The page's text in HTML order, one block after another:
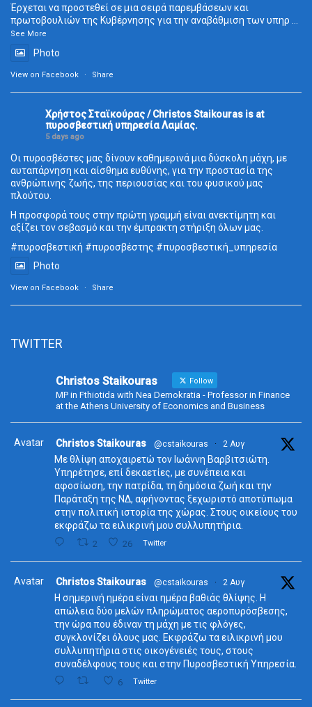
Έρχεται να προστεθεί σε μια σειρά παρεμβάσεων και
πρωτοβουλιών της Κυβέρνησης για την αναβάθμιση των υπηρ ...
See More
Photo
View on Facebook · Share
Χρήστος Σταϊκούρας / Christos Staikouras is at
πυροσβεστική υπηρεσία Λαμίας.
5 days ago
Οι πυροσβέστες μας δίνουν καθημερινά μια δύσκολη μάχη, με
αυταπάρνηση και αίσθημα ευθύνης, για την προστασία της
ανθρώπινης ζωής, της περιουσίας και του φυσικού μας
πλούτου.
Η προσφορά τους στην πρώτη γραμμή είναι ανεκτίμητη και
αξίζει τον σεβασμό και την έμπρακτη στήριξη όλων μας.
#πυροσβεστική #πυροσβέστης #πυροσβεστική_ υπηρεσία
Photo
View on Facebook · Share
TWITTER
Christos Staikouras Follow
MP in Fthiotida with Nea Demokratia - Professor in Finance
at the Athens University of Economics and Business
Avatar Christos Staikouras @cstaikouras · 2 Αυγ
Με θλίψη αποχαιρετώ τον Ιωάννη Βαρβιτσιώτη.
Υπηρέτησε, επί δεκαετίες, με συνέπεια και
αφοσίωση, την πατρίδα, τη δημόσια ζωή και την
Παράταξη της ΝΔ, αφήνοντας ξεχωριστό αποτύπωμα
στην πολιτική ιστορία της χώρας. Στους οικείους του
εκφράζω τα ειλικρινή μου συλλυπητήρια.
2 26 Twitter
Avatar Christos Staikouras @cstaikouras · 2 Αυγ
Η σημερινή ημέρα είναι ημέρα βαθιάς θλίψης. Η
απώλεια δύο μελών πληρώματος αεροπυρόσβεσης,
την ώρα που έδιναν τη μάχη με τις φλόγες,
συγκλονίζει όλους μας. Εκφράζω τα ειλικρινή μου
συλλυπητήρια στις οικογένειές τους, στους
συναδέλφους τους και στην Πυροσβεστική Υπηρεσία.
6 Twitter